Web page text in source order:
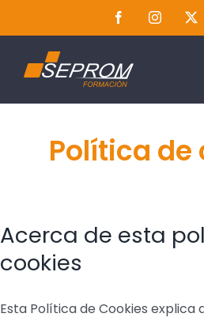
al
contenido
FacebookInstagram
Política de
Acerca de esta
cookies
Esta Política de Cookies explica